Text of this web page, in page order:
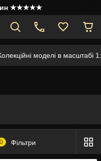
★★★★★
моделі в масштабі
0 Фільтри